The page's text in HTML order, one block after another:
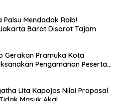
Palsu Mendadak Raib!
Barat Disorot Tajam
Gerakan Pramuka Kota
Pengamanan Peserta
Lita Kapojos Nilai Proposal